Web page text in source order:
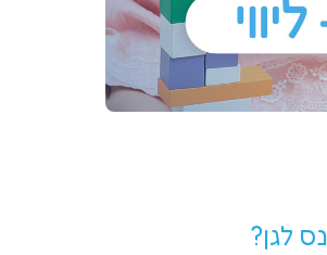
לגן?